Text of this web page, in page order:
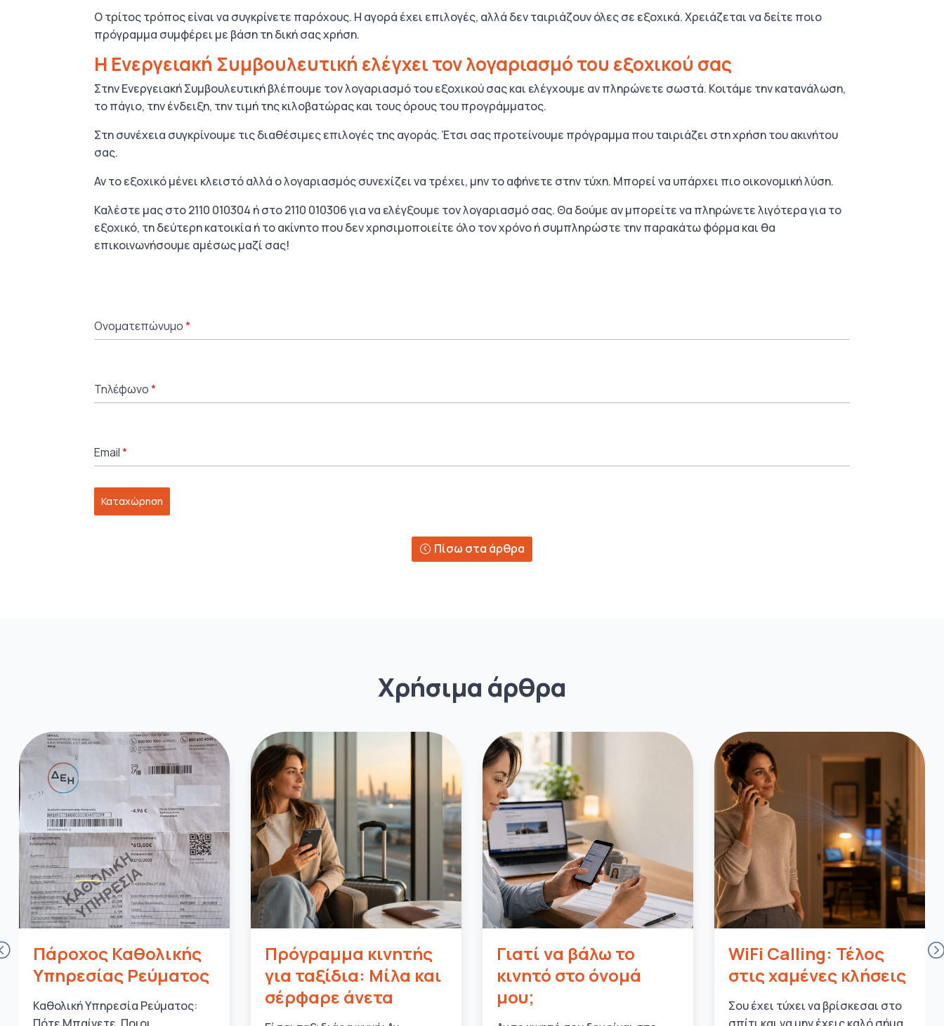
Ο τρίτος τρόπος είναι να συγκρίνετε παρόχους. Η αγορά έχει επιλογές, αλλά δεν ταιριάζουν όλες σε εξοχικά. Χρειάζεται να δείτε ποιο
πρόγραμμα συμφέρει με βάση τη δική σας χρήση.
Η Ενεργειακή Συμβουλευτική ελέγχει τον λογαριασμό του εξοχικού σας
Στην Ενεργειακή Συμβουλευτική βλέπουμε τον λογαριασμό του εξοχικού σας και ελέγχουμε αν πληρώνετε σωστά. Κοιτάμε την κατανάλωση,
το πάγιο, την ένδειξη, την τιμή της κιλοβατώρας και τους όρους του προγράμματος.
Στη συνέχεια συγκρίνουμε τις διαθέσιμες επιλογές της αγοράς. Έτσι σας προτείνουμε πρόγραμμα που ταιριάζει στη χρήση του ακινήτου
σας.
Αν το εξοχικό μένει κλειστό αλλά ο λογαριασμός συνεχίζει να τρέχει, μην το αφήνετε στην τύχη. Μπορεί να υπάρχει πιο οικονομική λύση.
Καλέστε μας στο 2110 010304 ή στο 2110 010306 για να ελέγξουμε τον λογαριασμό σας. Θα δούμε αν μπορείτε να πληρώνετε λιγότερα για το
εξοχικό, τη δεύτερη κατοικία ή το ακίνητο που δεν χρησιμοποιείτε όλο τον χρόνο ή συμπληρώστε την παρακάτω φόρμα και θα
επικοινωνήσουμε αμέσως μαζί σας!
Ονοματεπώνυμο*
Τηλέφωνο*
Email*
Καταχώρηση
Πίσω στα άρθρα
Χρήσιμα άρθρα
Πάροχος Καθολικής
Υπηρεσίας Ρεύματος
Καθολική Υπηρεσία Ρεύματος:
Πρόγραμμα κινητής
για ταξίδια: Μίλα και
σέρφαρε άνετα
Γιατί να βάλω το
κινητό στο όνομά
μου;
WiFi Calling: Τέλος
στις χαμένες κλήσεις
Σου έχει τύχει να βρίσκεσαι στο